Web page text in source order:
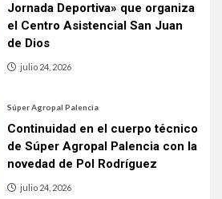
Jornada Deportiva» que organiza
el Centro Asistencial San Juan
de Dios
julio 24, 2026
Súper Agropal Palencia
Continuidad en el cuerpo técnico
de Súper Agropal Palencia con la
novedad de Pol Rodríguez
julio 24, 2026